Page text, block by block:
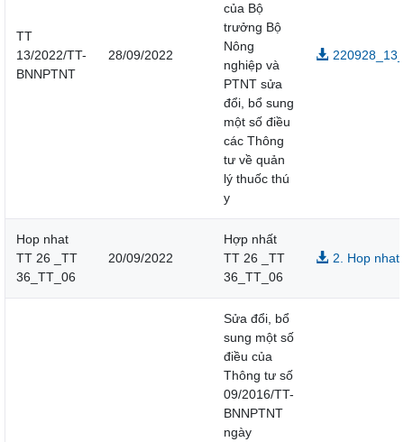
TT
13/2022/TT-
BNNPTNT
28/09/2022
của Bộ
trưởng Bộ
Nông
nghiệp và
PTNT sửa
đổi, bổ sung
một số điều
các Thông
tư về quản
lý thuốc thú
y
Hop nhat
TT 26 _TT
36_TT_06
20/09/2022
Hợp nhất
TT 26 _TT
36_TT_06
2. Hop
Sửa đổi, bổ
sung một số
điều của
Thông tư số
09/2016/TT-
BNNPTNT
ngày